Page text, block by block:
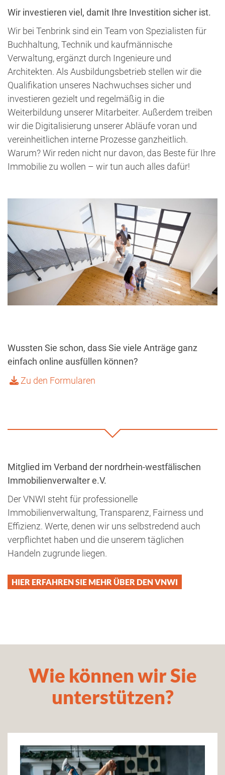
Wir investieren viel, damit Ihre Investition sicher ist.
Wir bei Tenbrink sind ein Team von Spezialisten für
Buchhaltung, Technik und kaufmännische
Verwaltung, ergänzt durch Ingenieure und
Architekten. Als Ausbildungsbetrieb stellen wir die
Qualifikation unseres Nachwuchses sicher und
investieren gezielt und regelmäßig in die
Weiterbildung unserer Mitarbeiter. Außerdem treiben
wir die Digitalisierung unserer Abläufe voran und
vereinheitlichen interne Prozesse ganzheitlich.
Warum? Wir reden nicht nur davon, das Beste für Ihre
Immobilie zu wollen – wir tun auch alles dafür!
Wussten Sie schon, dass Sie viele Anträge ganz
einfach online ausfüllen können?
Zu den Formularen
Mitglied im Verband der nordrhein-westfälischen
Immobilienverwalter e.V.
Der VNWI steht für professionelle
Immobilienverwaltung, Transparenz, Fairness und
Effizienz. Werte, denen wir uns selbstredend auch
verpflichtet haben und die unserem täglichen
Handeln zugrunde liegen.
HIER ERFAHREN SIE MEHR ÜBER DEN VNWI
Wie können wir Sie
unterstützen?